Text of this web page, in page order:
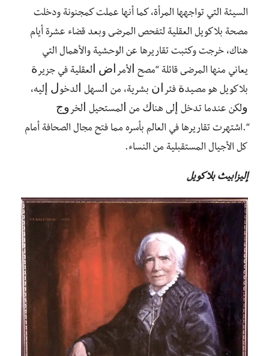
السيئة التي تواجهها المرأة، كما أنها عملت كمجنونة ودخلت
مصحة بلاكويل العقلية لتفحص المرضى وبعد قضاء عشرة أيام
هناك، خرجت وكتبت تقاريرها عن الوحشية والأهمال التي
يعاني منها المرضى قائلة “ﻣﺼﺢ ﺍﻷﻣﺮﺍﺽ ﺍﻟﻌﻘﻠﻴﺔ ﻓﻲ ﺟﺰﻳﺮﺓ
ﺑﻼﻛﻮﻳﻞ ﻫﻮ ﻣﺼﻴﺪﺓ ﻓﺌﺮﺍﻥ ﺑﺸﺮﻳﺔ، ﻣﻦ ﺍﻟﺴﻬﻞ ﺍﻟﺪﺧﻮﻝ ﺇﻟﻴﻪ،
ﻭﻟﻜﻦ ﻋﻨﺪﻣﺎ ﺗﺪﺧﻞ ﺇﻟﻰ ﻫﻨﺎﻙ ﻣﻦ ﺍﻟﻤﺴﺘﺤﻴﻞ ﺍﻟﺨﺮﻭﺝ
“.اشتهرت تقاريرها في العالم بأسره مما فتح مجال الصحافة أمام
كل الأجيال المستقبلية من النساء.
إليزابيث بلاكويل